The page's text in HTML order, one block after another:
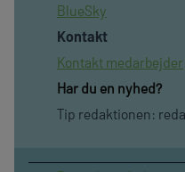
BlueSky
Kontakt
Kontakt medarbejder
Har du en nyhed?
Tip redaktionen: